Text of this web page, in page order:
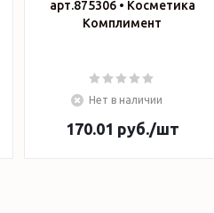
арт.875306 • Косметика
Комплимент
Нет в наличии
170.01 руб./шт